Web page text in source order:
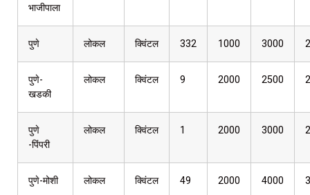
भाजीपाला
पुणे लोकल क्विंटल 332 1000 3000
पुणे-
खडकी
लोकल क्विंटल 9 2000 2500
पुणे
-पिंपरी
लोकल क्विंटल 1 2000 3000
पुणे-मोशी लोकल क्विंटल 49 2000 4000